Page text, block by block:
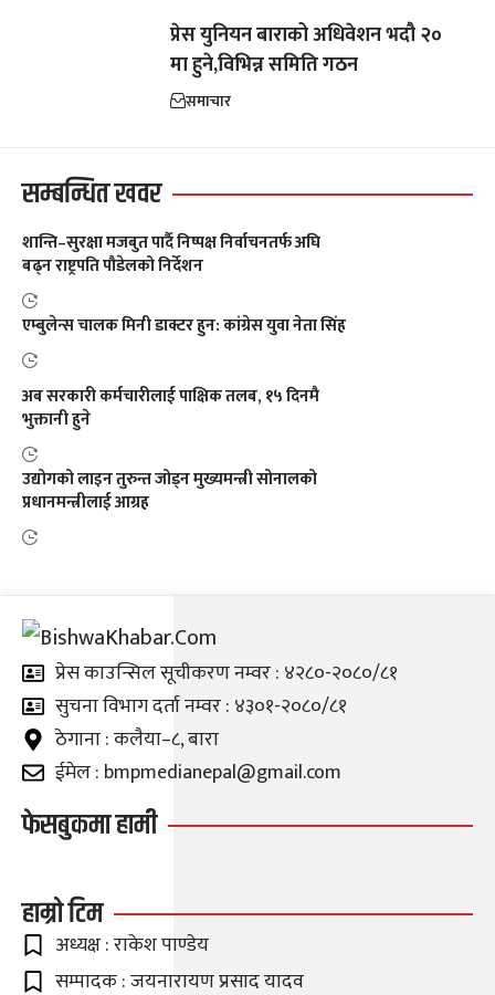
प्रेस युनियन बाराको अधिवेशन भदौ २०
मा हुने,विभिन्न समिति गठन
समाचार
सम्बन्धित खवर
शान्ति–सुरक्षा मजबुत पार्दै निष्पक्ष निर्वाचनतर्फ अघि
बढ्न राष्ट्रपति पौडेलको निर्देशन
एम्बुलेन्स चालक मिनी डाक्टर हुन: कांग्रेस युवा नेता सिंह
अब सरकारी कर्मचारीलाई पाक्षिक तलब, १५ दिनमै
भुक्तानी हुने
उद्योगको लाइन तुरुन्त जोड्न मुख्यमन्त्री सोनालको
प्रधानमन्त्रीलाई आग्रह
प्रेस काउन्सिल सूचीकरण नम्वर : ४२८०-२०८०/८१
सुचना विभाग दर्ता नम्वर : ४३०१-२०८०/८१
ठेगाना : कलैया–८, बारा
ईमेल : bmpmedianepal@gmail.com
फेसबुकमा हामी
हाम्रो टिम
अध्यक्ष : राकेश पाण्डेय
सम्पादक : जयनारायण प्रसाद यादव